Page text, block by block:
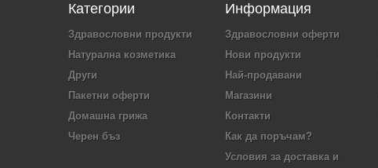
Категории
Здравословни продукти
Натурална козметика
Други
Пакетни оферти
Домашна грижа
Черен бъз
Информация
Здравословни оферти
Нови продукти
Най-продавани
Магазини
Контакти
Как да поръчам?
Условия за доставка и